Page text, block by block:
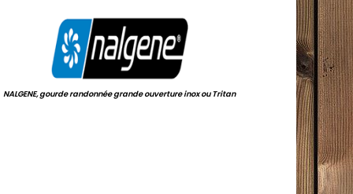
NALGENE, gourde randonnée grande ouverture inox ou Tritan